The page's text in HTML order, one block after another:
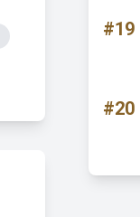
#19
#20